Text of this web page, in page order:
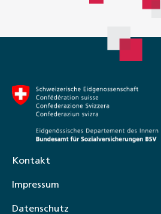
Kontakt
Impressum
Datenschutz